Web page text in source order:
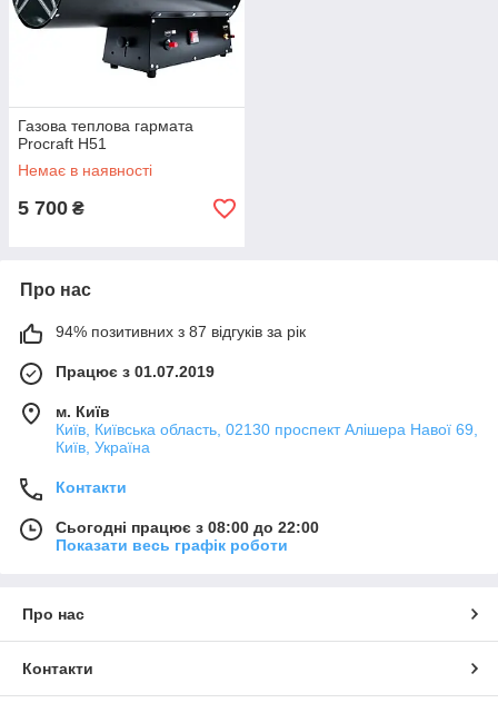
Газова теплова гармата
Procraft H51
Немає в наявності
5 700 ₴
Про нас
94% позитивних з 87 відгуків за рік
Працює з 01.07.2019
м. Київ
Київ, Київська область, 02130 проспект Алішера Навої 69,
Київ, Україна
Контакти
Сьогодні працює з 08:00 до 22:00
Показати весь графік роботи
Про нас
Контакти